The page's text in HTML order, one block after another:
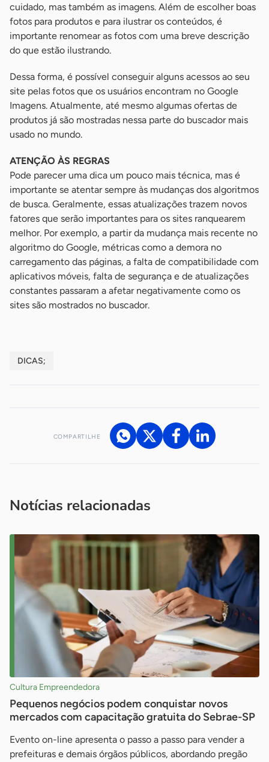
cuidado, mas também as imagens. Além de escolher boas
fotos para produtos e para ilustrar os conteúdos, é
importante renomear as fotos com uma breve descrição
do que estão ilustrando.
Dessa forma, é possível conseguir alguns acessos ao seu
site pelas fotos que os usuários encontram no Google
Imagens. Atualmente, até mesmo algumas ofertas de
produtos já são mostradas nessa parte do buscador mais
usado no mundo.
ATENÇÃO ÀS REGRAS
Pode parecer uma dica um pouco mais técnica, mas é
importante se atentar sempre às mudanças dos algoritmos
de busca. Geralmente, essas atualizações trazem novos
fatores que serão importantes para os sites ranquearem
melhor. Por exemplo, a partir da mudança mais recente no
algoritmo do Google, métricas como a demora no
carregamento das páginas, a falta de compatibilidade com
aplicativos móveis, falta de segurança e de atualizações
constantes passaram a afetar negativamente como os
sites são mostrados no buscador.
DICAS;
COMPARTILHE
Notícias relacionadas
Cultura Empreendedora
Pequenos negócios podem conquistar novos
mercados com capacitação gratuita do Sebrae-SP
Evento on-line apresenta o passo a passo para vender a
prefeituras e demais órgãos públicos, abordando pregão